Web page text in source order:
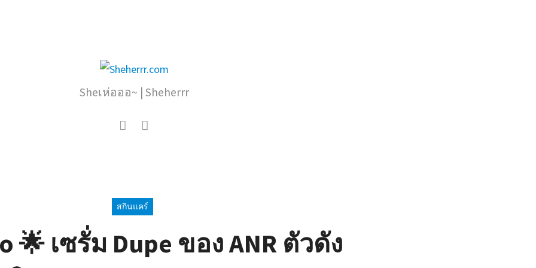
Sheเห่อออ~ | Sheherrr
สกินแคร์
🌟 เซรั่ม Dupe ของ ANR ตัวดัง